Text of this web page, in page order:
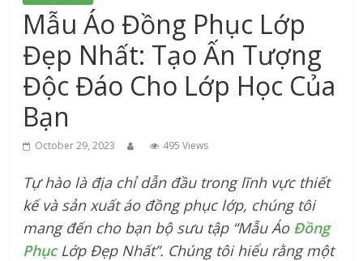
xứ
Thanh
Mẫu Áo Đồng Phục Lớp
Đẹp Nhất: Tạo Ấn Tượng
Độc Đáo Cho Lớp Học Của
Bạn
October 29, 2023 495 Views
Tự hào là địa chỉ dẫn đầu trong lĩnh vực thiết
kế và sản xuất áo đồng phục lớp, chúng tôi
mang đến cho bạn bộ sưu tập “Mẫu Áo Đồng
PhụcLớp Đẹp Nhất”. Chúng tôi hiểu rằng một